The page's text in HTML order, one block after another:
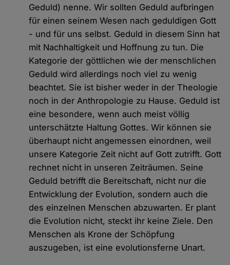
Geduld) nenne. Wir sollten Geduld aufbringen
für einen seinem Wesen nach geduldigen Gott
- und für uns selbst. Geduld in diesem Sinn hat
mit Nachhaltigkeit und Hoffnung zu tun. Die
Kategorie der göttlichen wie der menschlichen
Geduld wird allerdings noch viel zu wenig
beachtet. Sie ist bisher weder in der Theologie
noch in der Anthropologie zu Hause. Geduld ist
eine besondere, wenn auch meist völlig
unterschätzte Haltung Gottes. Wir können sie
überhaupt nicht angemessen einordnen, weil
unsere Kategorie Zeit nicht auf Gott zutrifft. Gott
rechnet nicht in unseren Zeiträumen. Seine
Geduld betrifft die Bereitschaft, nicht nur die
Entwicklung der Evolution, sondern auch die
des einzelnen Menschen abzuwarten. Er plant
die Evolution nicht, steckt ihr keine Ziele. Den
Menschen als Krone der Schöpfung
auszugeben, ist eine evolutionsferne Unart.